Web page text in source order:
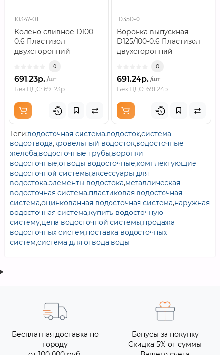
10347-01
Колено сливное D100-
0.6 Пластизол
двухсторонний
0
691.23р. /шт
Без НДС: 691.23р.
10350-01
Воронка выпускная
D125/100-0.6 Пластизол
двухсторонний
0
691.24р. /шт
Без НДС: 691.24р.
Теги:водосточная система,водосток,система
водоотвода,кровельный водосток,водосточные
желоба,водосточные трубы,воронки
водосточные,отводы водосточные,комплектующие
водосточной системы,аксессуары для
водостока,элементы водостока,металлическая
водосточная система,пластиковая водосточная
система,оцинкованная водосточная система,наружная
водосточная система,купить водосточную
систему,цена водосточной системы,продажа
водосточных систем,поставка водосточных
систем,система для отвода воды
Бесплатная доставка по
городу
Бонусы за покупку
Скидка 5% от суммы